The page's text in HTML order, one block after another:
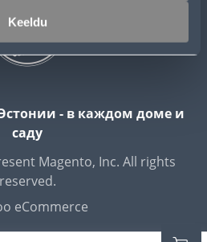
Keeldu
- в каждом доме и
саду
Magento, Inc. All rights
reserved.
eCommerce